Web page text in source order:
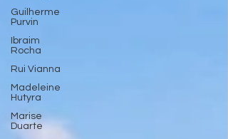
Guilherme
Purvin
Ibraim
Rocha
Rui Vianna
Madeleine
Hutyra
Marise
Duarte